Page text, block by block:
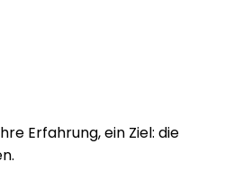
Erfahrung, ein Ziel: die